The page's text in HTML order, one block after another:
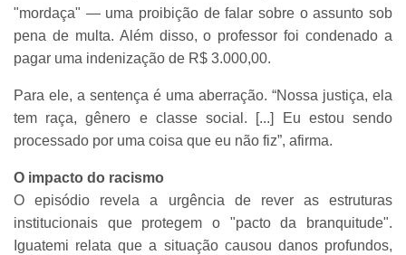
"mordaça" — uma proibição de falar sobre o assunto sob
pena de multa. Além disso, o professor foi condenado a
pagar uma indenização de R$ 3.000,00.
Para ele, a sentença é uma aberração. “Nossa justiça, ela
tem raça, gênero e classe social. [...] Eu estou sendo
processado por uma coisa que eu não fiz”, afirma.
O impacto do racismo
O episódio revela a urgência de rever as estruturas
institucionais que protegem o "pacto da branquitude".
Iguatemi relata que a situação causou danos profundos,